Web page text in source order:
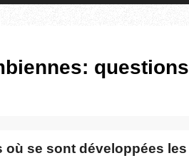
questions
se sont développées les